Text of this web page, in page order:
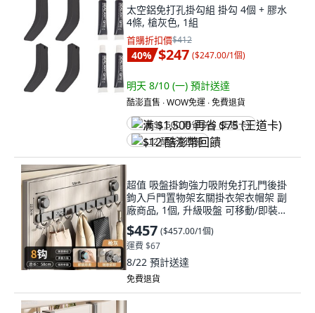
太空鋁免打孔掛勾組 掛勾 4個 + 膠水
4條, 槍灰色, 1組
首購折扣價$412
40% $247 ($247.00/1個)
明天 8/10 (一) 預計送達
酷澎直售 ∙ WOW免運 ∙ 免費退貨
满 $1,500 再省 $75 (王道卡)
$12 酷澎幣回饋
超值 吸盤掛鉤強力吸附免打孔門後掛
鉤入戶門置物架玄關掛衣架衣帽架 副
廠商品, 1個, 升級吸盤 可移動/即裝即
用 ,即裝即用: 3鉤+雙吸盤
$457 ($457.00/1個)
運費 $67
8/22 預計送達
免費退貨